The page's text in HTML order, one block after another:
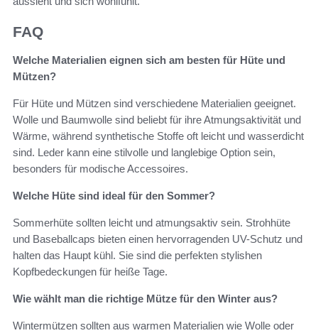
FAQ
Welche Materialien eignen sich am besten für Hüte und
Mützen?
Für Hüte und Mützen sind verschiedene Materialien geeignet.
Wolle und Baumwolle sind beliebt für ihre Atmungsaktivität und
Wärme, während synthetische Stoffe oft leicht und wasserdicht
sind. Leder kann eine stilvolle und langlebige Option sein,
besonders für modische Accessoires.
Welche Hüte sind ideal für den Sommer?
Sommerhüte sollten leicht und atmungsaktiv sein. Strohhüte
und Baseballcaps bieten einen hervorragenden UV-Schutz und
halten das Haupt kühl. Sie sind die perfekten stylishen
Kopfbedeckungen für heiße Tage.
Wie wählt man die richtige Mütze für den Winter aus?
Wintermützen sollten aus warmen Materialien wie Wolle oder